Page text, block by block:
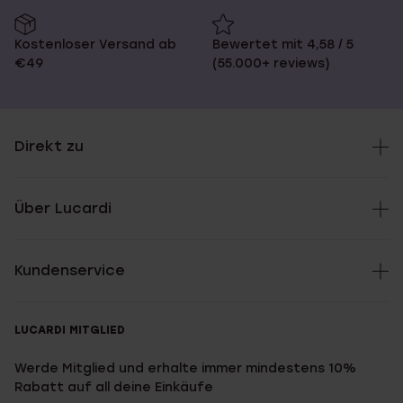
Kostenloser Versand ab
€49
Bewertet mit 4,58 / 5
(55.000+ reviews)
Direkt zu
Über Lucardi
Kundenservice
LUCARDI MITGLIED
Werde Mitglied und erhalte immer mindestens 10%
Rabatt auf all deine Einkäufe